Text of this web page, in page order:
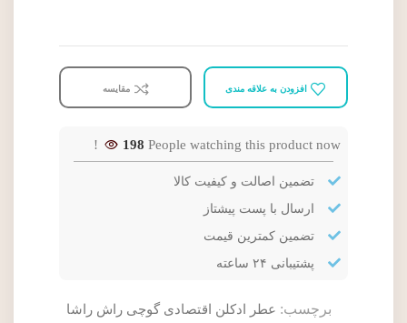
افزودن به علاقه مندی مقایسه
198 People watching this product now!
تضمین اصالت و کیفیت کالا
ارسال با پست پیشتاز
تضمین کمترین قیمت
پشتیبانی ۲۴ ساعته
برچسب: عطر ادکلن اقتصادی گوچی راش راشا